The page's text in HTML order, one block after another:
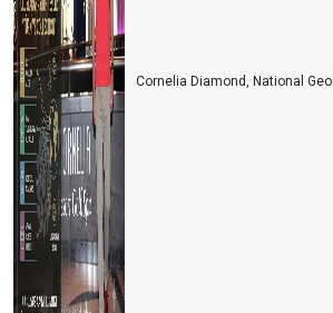
Bu yıl oteller yabancı turiste kalacak gibi...
Turizm esnafı artan kurlara karşı çareyi buldu
Turizmcinin 2022 için en büyük korkusu
Turizm çalışanı sektörden kaçıyor
Turizmci yerli turiste ayrı fiyatlandırma
Türk de olsa yabancı da olsa bekara otel
2021 yılında turizmde değişen bir şey yok
Cornelia Diamond, National